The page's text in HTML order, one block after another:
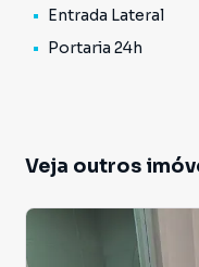
Entrada Lateral
Portaria 24h
Veja outros